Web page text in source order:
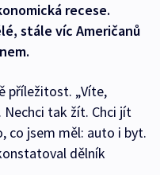
recese.
stále víc Američanů
příležitost. „Víte,
Nechci tak žít. Chci jít
co jsem měl: auto i byt.
dělník